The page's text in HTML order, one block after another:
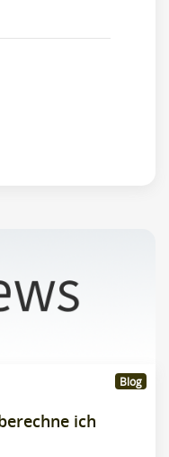
Blog
ich